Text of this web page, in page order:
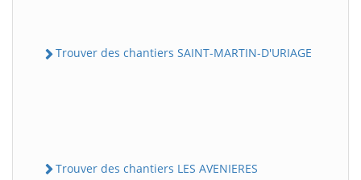
Trouver des chantiers SAINT-MARTIN-D'URIAGE
Trouver des chantiers LES AVENIERES